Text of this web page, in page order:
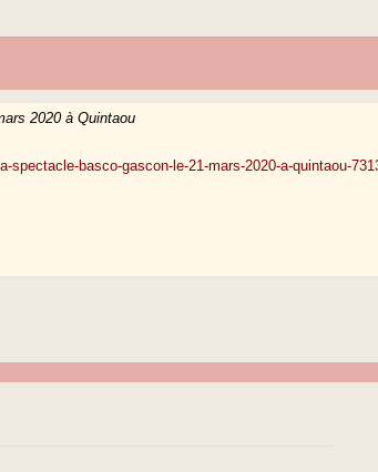
2020 à Quintaou
basco-gascon-le-21-mars-2020-a-quintaou-